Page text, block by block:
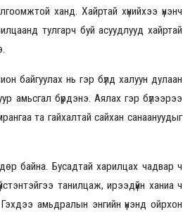
ханд. Хайртай хүнийхээ үнэнч
тулгарч буй асуудлууд хайртай
байгуулах нь гэр бүлд халуун дулаан
амьсгал бүрдэнэ. Аялах гэр бүлээрээ
та гайхалтай сайхан санаануудыг
байна. Бусадтай харилцах чадвар ч
танилцаж, ирээдүйн ханиа ч
амьдралын энгийн үнэнд ойрхон